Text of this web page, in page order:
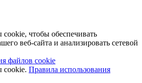
чтобы обеспечивать
веб-сайта и анализировать сетевой
файлов cookie
cookie. Правила использования